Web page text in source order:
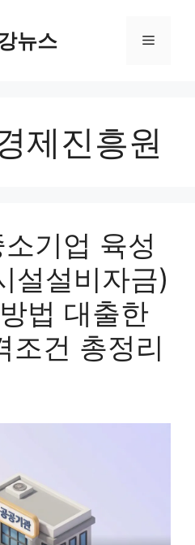
뉴스 Menu
제진흥원
기업 육성
설설비자금)
법 대출한
조건 총정리